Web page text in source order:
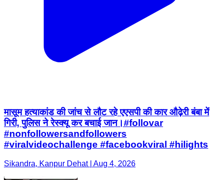
मासूम हत्याकांड की जांच से लौट रहे एएसपी की कार औढ़ेरी बंबा में
गिरी, पुलिस ने रेस्क्यू कर बचाई जान।#follovar
#nonfollowersandfollowers
#viralvideochallenge #facebookviral #hilights
Sikandra, Kanpur Dehat | Aug 4, 2026